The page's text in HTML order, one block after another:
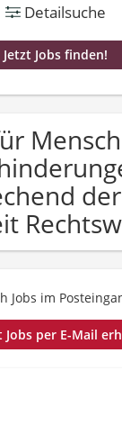
Detailsuche
Jobs im
Jobs per E-Mail